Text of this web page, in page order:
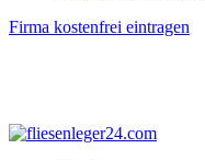
Firma kostenfrei eintragen